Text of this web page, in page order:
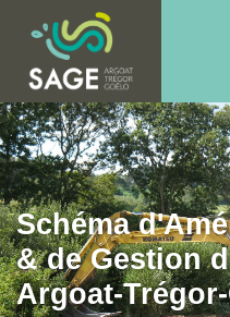
Schéma
& de Gestion
Argoat-